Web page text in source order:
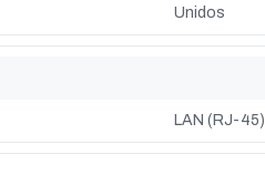
Unidos
LAN (RJ-45)